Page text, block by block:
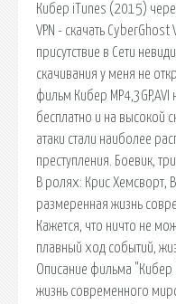
Кибер iTunes (2015)
VPN - скачать
присутствие в Сети
скачивания у меня не
фильм Кибер
бесплатно и на высокой
атаки стали наиболее
преступления. Боевик,
В ролях: Крис Хемсворт,
размеренная жизнь
Кажется, что ничто не
плавный ход событий,
Описание фильма
жизнь современного